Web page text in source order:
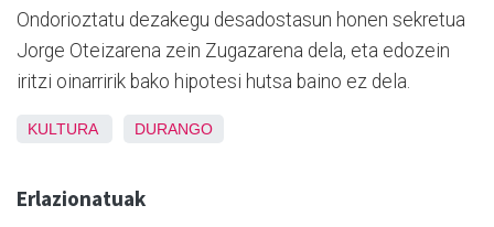
Ondorioztatu dezakegu desadostasun honen sekretua
Jorge Oteizarena zein Zugazarena dela, eta edozein
iritzi oinarririk bako hipotesi hutsa baino ez dela.
KULTURA DURANGO
Erlazionatuak